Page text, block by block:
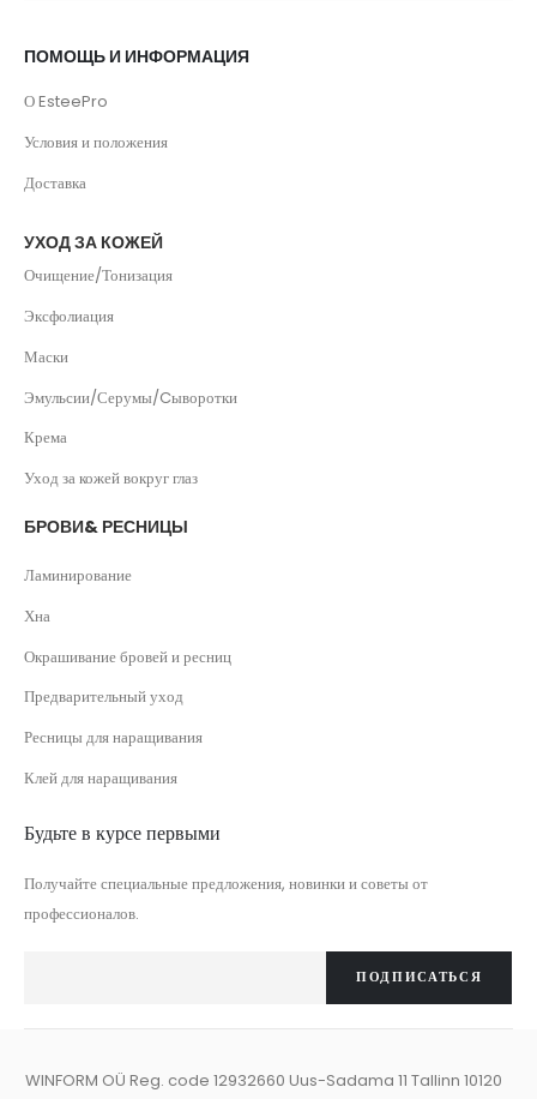
ПОМОЩЬ И ИНФОРМАЦИЯ
О EsteePro
Условия и положения
Доставка
УХОД ЗА КОЖЕЙ
Очищение/Тонизация
Эксфолиация
Маски
Эмульсии/Серумы/Cыворотки
Крема
Уход за кожей вокруг глаз
БРОВИ& РЕСНИЦЫ
Ламинирование
Хна
Окрашивание бровей и ресниц
Предварительный уход
Ресницы для наращивания
Клей для наращивания
Будьте в курсе первыми
Получайте специальные предложения, новинки и советы от
профессионалов.
ПОДПИСАТЬСЯ
WINFORM OÜ Reg. code 12932660 Uus-Sadama 11 Tallinn 10120